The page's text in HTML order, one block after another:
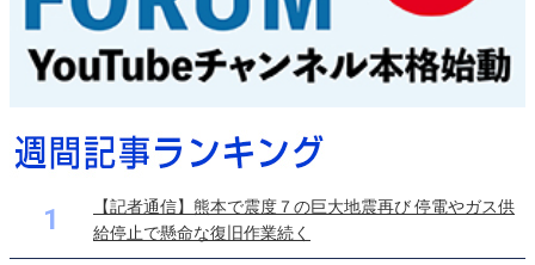
1
【記者通信】熊本で震度７の巨大地震再び 停電やガス供
給停止で懸命な復旧作業続く